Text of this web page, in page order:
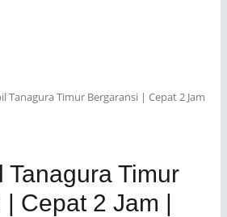
Tanagura Timur Bergaransi | Cepat 2 Jam
Tanagura Timur
| Cepat 2 Jam |